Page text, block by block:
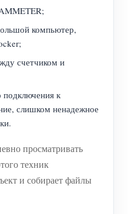
компьютер,
счетчиком и
подключения к
слишком ненадежное
просматривать
техник
и собирает файлы